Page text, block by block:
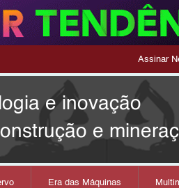
Assinar
e inovação
e
Era das Máquinas